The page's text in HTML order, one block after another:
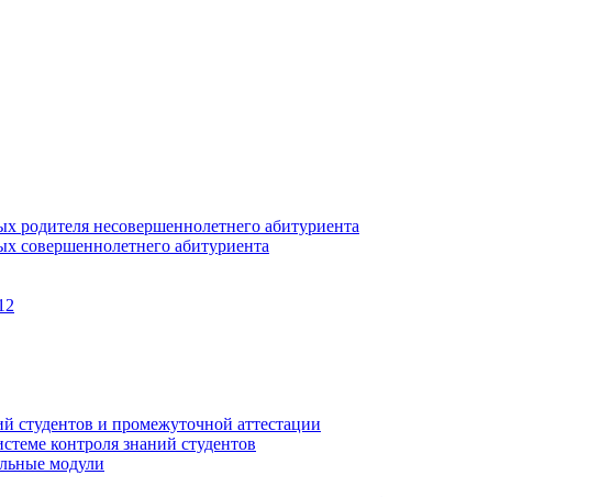
родителя несовершеннолетнего абитуриента
совершеннолетнего абитуриента
студентов и промежуточной аттестации
контроля знаний студентов
модули